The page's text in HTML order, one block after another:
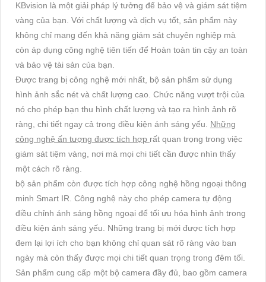
KBvision là một giải pháp lý tưởng để bảo vệ và giám sát tiệm
vàng của bạn. Với chất lượng và dịch vụ tốt, sản phẩm này
không chỉ mang đến khả năng giám sát chuyên nghiệp mà
còn áp dụng công nghệ tiên tiến để Hoàn toàn tin cậy an toàn
và bảo vệ tài sản của bạn.
Được trang bị công nghệ mới nhất, bộ sản phẩm sử dụng
hình ảnh sắc nét và chất lượng cao. Chức năng vượt trội của
nó cho phép bạn thu hình chất lượng và tạo ra hình ảnh rõ
ràng, chi tiết ngay cả trong điều kiện ánh sáng yếu. Những
công nghệ ấn tượng được tích hợp rất quan trọng trong việc
giám sát tiệm vàng, nơi mà mọi chi tiết cần được nhìn thấy
một cách rõ ràng.
bộ sản phẩm còn được tích hợp công nghệ hồng ngoại thông
minh Smart IR. Công nghệ này cho phép camera tự động
điều chỉnh ánh sáng hồng ngoại để tối ưu hóa hình ảnh trong
điều kiện ánh sáng yếu. Những trang bị mới được tích hợp
đem lại lợi ích cho bạn không chỉ quan sát rõ ràng vào ban
ngày mà còn thấy được mọi chi tiết quan trọng trong đêm tối.
Sản phẩm cung cấp một bộ camera đầy đủ, bao gồm camera